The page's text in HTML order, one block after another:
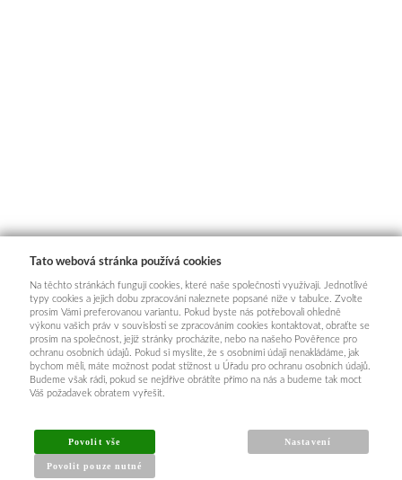
Tato webová stránka používá cookies
Na těchto stránkách fungují cookies, které naše společnosti využívají. Jednotlivé
typy cookies a jejich dobu zpracování naleznete popsané níže v tabulce. Zvolte
prosím Vámi preferovanou variantu. Pokud byste nás potřebovali ohledně
výkonu vašich práv v souvislosti se zpracováním cookies kontaktovat, obraťte se
prosím na společnost, jejíž stránky procházíte, nebo na našeho Pověřence pro
ochranu osobních údajů. Pokud si myslíte, že s osobními údaji nenakládáme, jak
bychom měli, máte možnost podat stížnost u Úřadu pro ochranu osobních údajů.
Budeme však rádi, pokud se nejdříve obrátíte přímo na nás a budeme tak moct
Váš požadavek obratem vyřešit.
Povolit vše
Povolit pouze nutné
Nastavení